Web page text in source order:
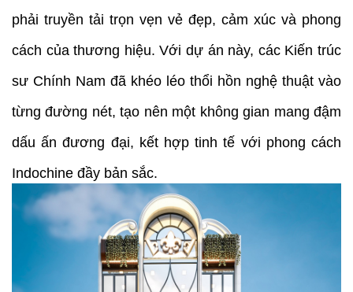
TIN
TỨC
-
SỰ
KIỆN
Tin
Tức
Khuyến
Mãi
CẨM
NHÀ
phải truyền tải trọn vẹn vẻ đẹp, cảm xúc và phong
cách của thương hiệu. Với dự án này, các Kiến trúc
sư Chính Nam đã khéo léo thổi hồn nghệ thuật vào
từng đường nét, tạo nên một không gian mang đậm
dấu ấn đương đại, kết hợp tinh tế với phong cách
Indochine đầy bản sắc.